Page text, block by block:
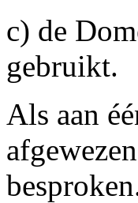
c) de
gebruikt.
Als aan